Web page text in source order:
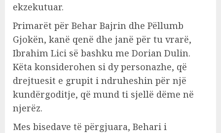
ekzekutuar.
Primarët për Behar Bajrin dhe Pëllumb
Gjokën, kanë qenë dhe janë për tu vrarë,
Ibrahim Lici së bashku me Dorian Dulin.
Këta konsiderohen si dy personazhe, që
drejtuesit e grupit i ndruheshin për një
kundërgoditje, që mund ti sjellë dëme në
njerëz.
Mes bisedave të përgjuara, Behari i